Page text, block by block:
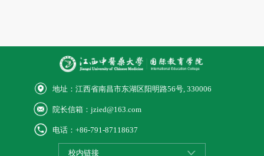
地址：江西省南昌市东湖区阳明路56号, 330006
院长信箱：jzied@163.com
电话：+86-791-87118637
校内链接